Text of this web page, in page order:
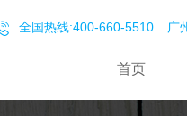
全国热线:400-660-5510 广
首页